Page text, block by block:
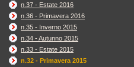
n.37 - Estate 2016
n.36 - Primavera 2016
n.35 - Inverno 2015
n.34 - Autunno 2015
n.33 - Estate 2015
n.32 - Primavera 2015